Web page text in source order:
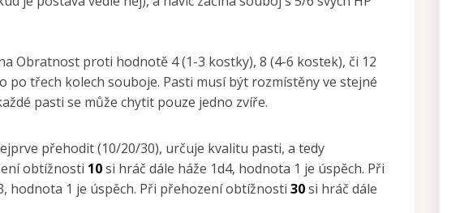
Obratnost proti hodnotě 4 (1-3 kostky), 8 (4-6 kostek), či 12
po třech kolech souboje. Pasti musí být rozmístěny ve stejné
pasti se může chytit pouze jedno zvíře.
přehodit (10/20/30), určuje kvalitu pasti, a tedy
obtížnosti 10si hráč dále háže 1d4, hodnota 1 je úspěch. Při
hodnota 1 je úspěch. Při přehození obtížnosti30si hráč dále